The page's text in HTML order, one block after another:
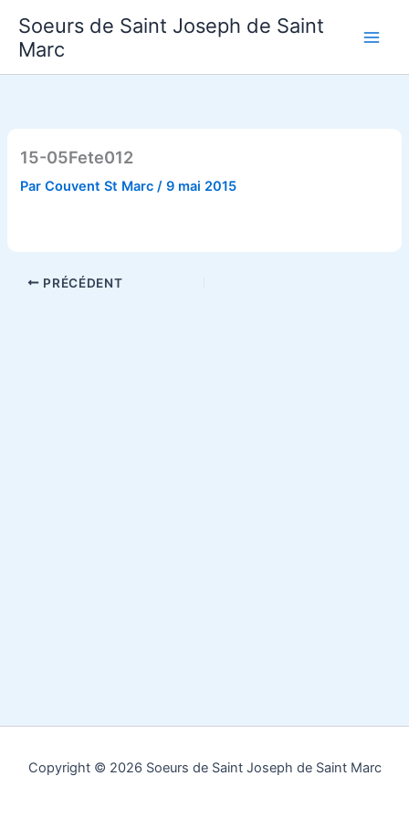
contenu
Soeurs de Saint Joseph de Saint
Marc
15-05Fete012
ParCouvent St Marc/9 mai 2015
PRÉCÉDENT
Copyright © 2026 Soeurs de Saint Joseph de Saint Marc